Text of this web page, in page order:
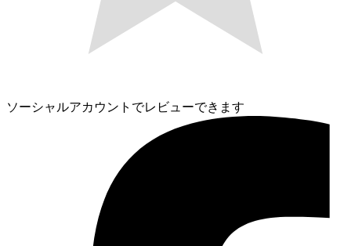
ソーシャルアカウントでレビューできます